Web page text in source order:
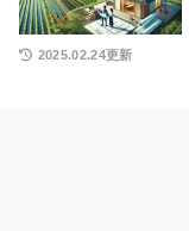
2025.02.24更新